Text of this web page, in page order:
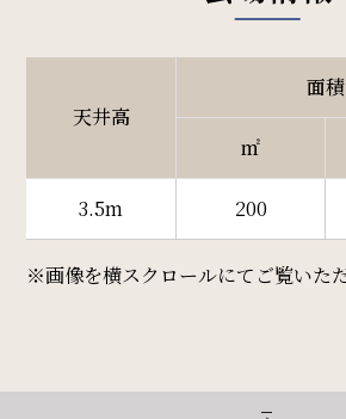
天井高
面積
㎡
3.5m 200
※画像を横スクロールにてご覧いただ